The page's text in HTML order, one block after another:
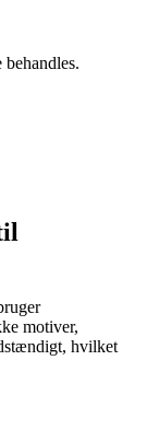
motiver,
hvilket